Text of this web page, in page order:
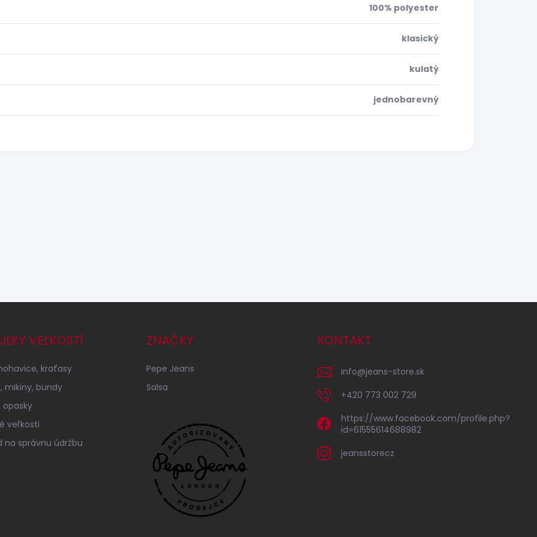
100% polyester
klasický
kulatý
jednobarevný
VEĽKOSTÍ
kraťasy
mikiny, bundy
opasky
veľkosti
na správnu údržbu
ZNAČKY
Pepe Jeans
Salsa
KONTAKT
info@jeans-store.sk
+420 773 002 729
https://www.facebook.com/profile.php?
id=61555614688982
jeansstorecz